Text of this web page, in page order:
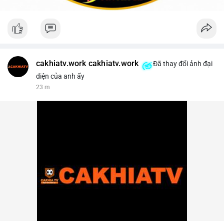
cakhiatv.work cakhiatv.work
Đã thay đổi ảnh đại
diện của anh ấy
23 m